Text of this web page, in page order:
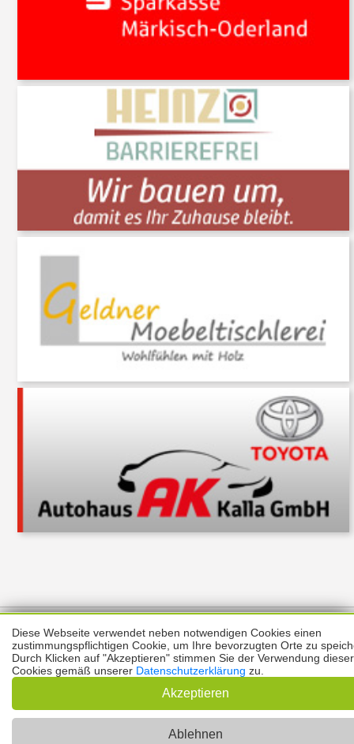
Kontakt
Impressum
🌙 Dark Mode
Copyright © 2026 |Prinzmediaconcept.de
Diese Webseite verwendet neben notwendigen Cookies einen
zustimmungspflichtigen Cookie, um Ihre bevorzugten Orte zu
Durch Klicken auf "Akzeptieren" stimmen Sie der Verwendung dieser
Cookies gemäß unserer Datenschutzerklärung zu.
Akzeptieren
Ablehnen